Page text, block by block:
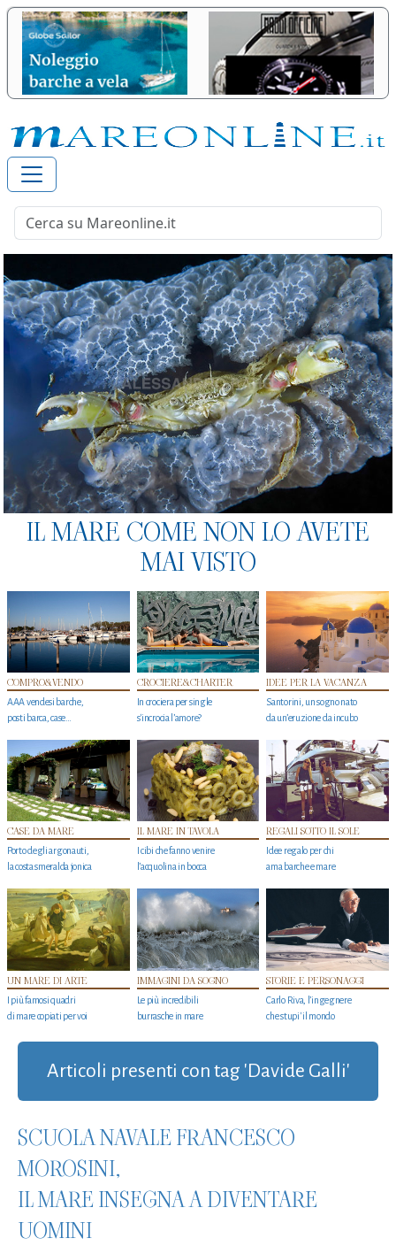
IL MARE COME NON LO AVETE
MAI VISTO
COMPRO&VENDO
AAA vendesi barche,
posti barca, case…
CROCIERE&CHARTER
In crociera per single
s'incrocia l’amore?
IDEE PER LA VACANZA
Santorini, un sogno nato
da un’eruzione da incubo
CASE DA MARE
Porto degli argonauti,
la costa smeralda jonica
IL MARE IN TAVOLA
I cibi che fanno venire
l’acquolina in bocca
REGALI SOTTO IL SOLE
Idee regalo per chi
ama barche e mare
UN MARE DI ARTE
I più famosi quadri
di mare copiati per voi
IMMAGINI DA SOGNO
Le più incredibili
burrasche in mare
STORIE E PERSONAGGI
Carlo Riva, l’ingegnere
che stupi' il mondo
Articoli presenti con tag 'Davide Galli'
SCUOLA NAVALE FRANCESCO
MOROSINI,
IL MARE INSEGNA A DIVENTARE
UOMINI